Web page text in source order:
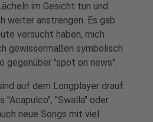
im Gesicht tun und
weiter anstrengen. Es gab
versucht haben, mich
gewissermaßen symbolisch
gegenüber "spot on news".
auf dem Longplayer drauf.
"Acapulco", "Swalla" oder
neue Songs mit viel